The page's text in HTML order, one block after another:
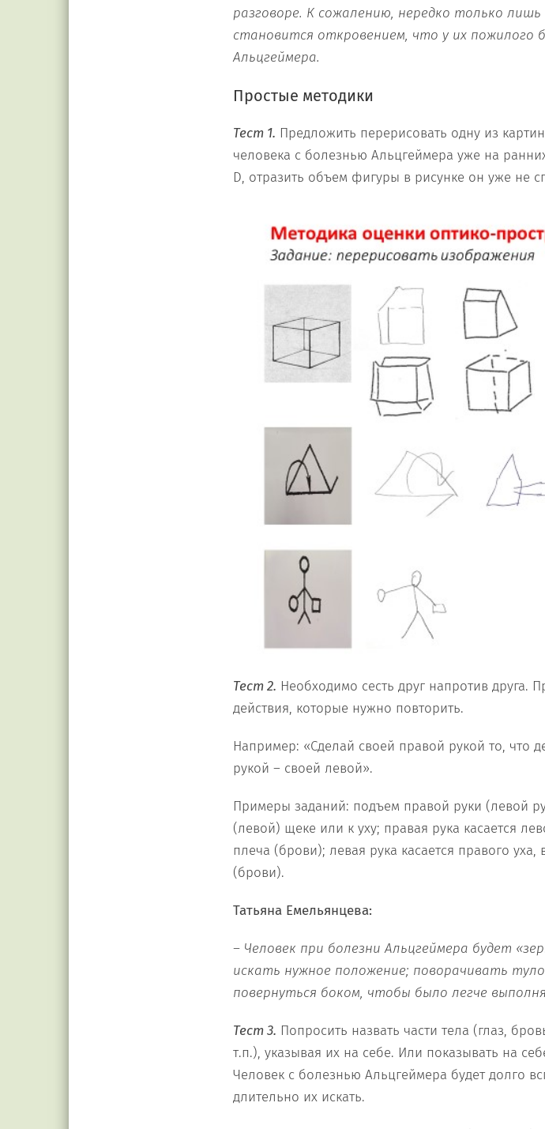
разговоре. К сожалению, нередко только
становится откровением, что у их пожилого
Альцгеймера.
Простые методики
Тест 1. Предложить перерисовать одну из
человека с болезнью Альцгеймера уже на
D, отразить объем фигуры в рисунке он уже не
Тест 2. Необходимо сесть друг напротив
действия, которые нужно повторить.
Например: «Сделай своей правой рукой то, что
рукой – своей левой».
Примеры заданий: подъем правой руки (левой
(левой) щеке или к уху; правая рука касается
плеча (брови); левая рука касается правого
(брови).
Татьяна Емельянцева:
– Человек при болезни Альцгеймера будет
искать нужное положение; поворачивать
повернуться боком, чтобы было легче
Тест 3. Попросить назвать части тела (глаз,
т.п.), указывая их на себе. Или показывать на
Человек с болезнью Альцгеймера будет долго
длительно их искать.